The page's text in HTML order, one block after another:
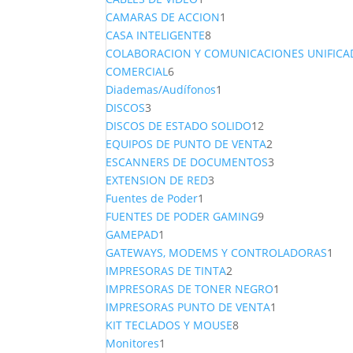
producto
CAMARAS DE ACCION1
CASA INTELIGENTE88
productos
COLABORACION Y COMUNICACIONES
COMERCIAL66
productos
Diademas/Audífonos1
DISCOS3
productos
DISCOS DE ESTADO SOLIDO12
productos
EQUIPOS DE PUNTO DE VENTA2
productos
ESCANNERS DE DOCUMENTOS3
EXTENSION DE RED3
Fuentes de Poder1
producto
FUENTES DE PODER GAMING99
GAMEPAD1
producto
GATEWAYS, MODEMS Y CONTROLADORAS1
IMPRESORAS DE TINTA2
productos
IMPRESORAS DE TONER NEGRO1
IMPRESORAS PUNTO DE VENTA1
KIT TECLADOS Y MOUSE88
Monitores1